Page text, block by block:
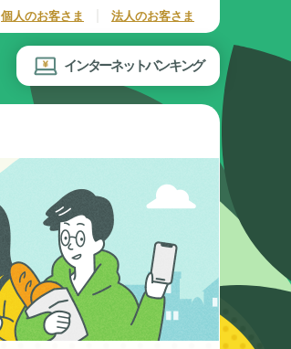
個人のお客さま 法人のお客さま
インターネットバンキング